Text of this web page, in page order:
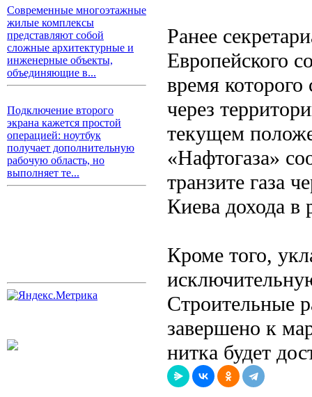
Современные многоэтажные
жилые комплексы
представляют собой
сложные архитектурные и
инженерные объекты,
объединяющие в...
Подключение второго
экрана кажется простой
операцией: ноутбук
получает дополнительную
рабочую область, но
выполняет те...
Ранее
Европейского
время которого
через
текущем
«Нафтогаза»
транзите газа
Киева дохода в
Кроме того,
Строительные
завершено к
нитка будет